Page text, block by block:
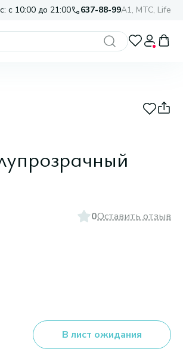
с 10:00 до 21:00 637-88-99A1, МТС, Life
0Оставить отзыв
В лист ожидания